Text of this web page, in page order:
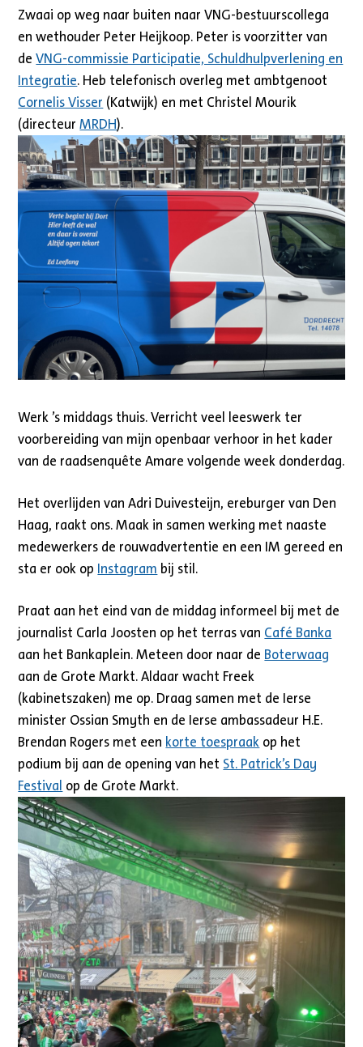
Zwaai op weg naar buiten naar VNG-bestuurscollega
en wethouder Peter Heijkoop. Peter is voorzitter van
deVNG-commissie Participatie, Schuldhulpverlening en
Integratie. Heb telefonisch overleg met ambtgenoot
Cornelis Visser (Katwijk) en met Christel Mourik
(directeurMRDH).
Werk ’s middags thuis. Verricht veel leeswerk ter
voorbereiding van mijn openbaar verhoor in het kader
van de raadsenquête Amare volgende week donderdag.
Het overlijden van Adri Duivesteijn, ereburger van Den
Haag, raakt ons. Maak in samen werking met naaste
medewerkers de rouwadvertentie en een IM gereed en
sta er ook op Instagram bij stil.
Praat aan het eind van de middag informeel bij met de
journalist Carla Joosten op het terras van Café Banka
aan het Bankaplein. Meteen door naar de Boterwaag
aan de Grote Markt. Aldaar wacht Freek
(kabinetszaken) me op. Draag samen met de Ierse
minister Ossian Smyth en de Ierse ambassadeur H.E.
Brendan Rogers met een korte toespraak op het
podium bij aan de opening van het St. Patrick’s Day
Festival op de Grote Markt.